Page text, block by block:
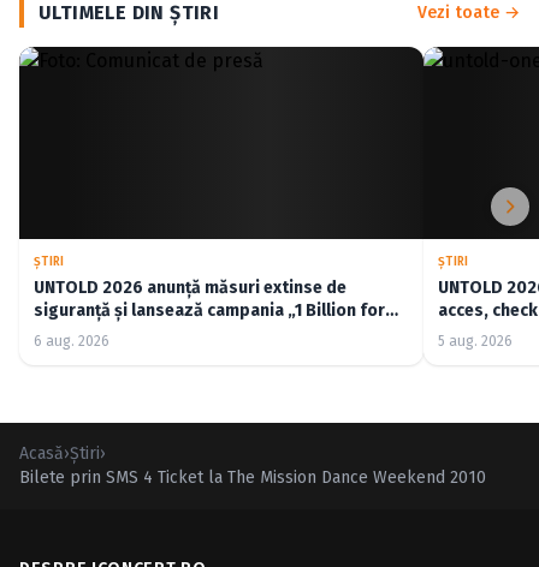
ULTIMELE DIN ŞTIRI Vezi toate →
ŞTIRI
UNTOLD 2026 anunță măsuri extinse de
siguranță și lansează campania „1 Billion for
Good”
6 aug. 2026
ŞTIRI
UNTOLD
acces,
5 aug. 2026
Acasă›Ştiri›
Bilete prin SMS 4 Ticket la The Mission Dance Weekend 2010